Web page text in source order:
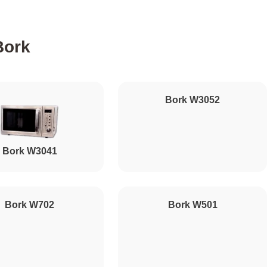
450
500
500
Bork W3041
Bork W3052
Bork W702 Bork W501